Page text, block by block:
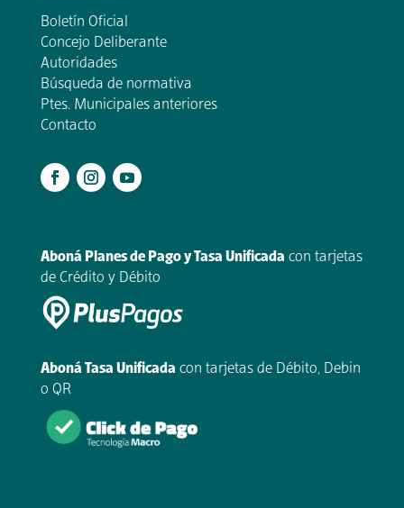
Boletín Oficial
Concejo Deliberante
Autoridades
Búsqueda de normativa
Ptes. Municipales anteriores
Contacto
Aboná Planes de Pago y Tasa Unificada con tarjetas
de Crédito y Débito
Aboná Tasa Unificada con tarjetas de Débito, Debin
o QR